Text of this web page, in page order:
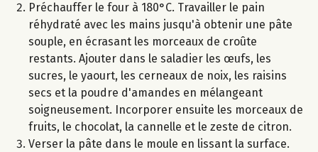
Préchauffer le four à 180°C. Travailler le pain
réhydraté avec les mains jusqu'à obtenir une pâte
souple, en écrasant les morceaux de croûte
restants. Ajouter dans le saladier les œufs, les
sucres, le yaourt, les cerneaux de noix, les raisins
secs et la poudre d'amandes en mélangeant
soigneusement. Incorporer ensuite les morceaux de
fruits, le chocolat, la cannelle et le zeste de citron.
Verser la pâte dans le moule en lissant la surface.